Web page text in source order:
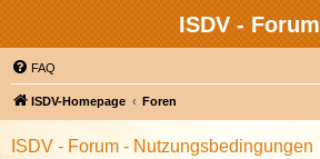
ISDV - Forum
FAQ
ISDV-Homepage Foren
ISDV - Forum - Nutzungsbedingungen